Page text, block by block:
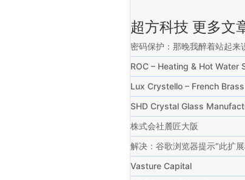
超方科技 更多文
密码保护：那晚我醉着站起来
ROC – Heating & Hot Water
Lux Crystello – French
SHD Crystal Glass
株式会社麓匠大阪
解决：谷歌浏览器提示“此扩
Vasture Capital